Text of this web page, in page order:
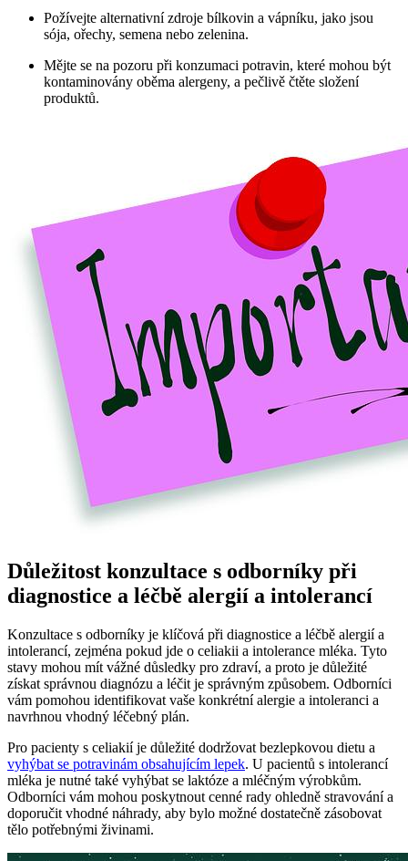
Požívejte alternativní zdroje bílkovin a vápníku, jako jsou
sója, ořechy, semena nebo zelenina.
Mějte se na pozoru při konzumaci potravin, které mohou být
kontaminovány oběma alergeny, a pečlivě čtěte složení
produktů.
Důležitost konzultace s odborníky při
diagnostice a léčbě alergií a intolerancí
Konzultace s odborníky je klíčová při diagnostice a léčbě alergií a
intolerancí, zejména pokud jde o celiakii a intolerance mléka. Tyto
stavy mohou mít vážné důsledky pro zdraví, a proto je důležité
získat správnou diagnózu a léčit je správným způsobem. Odborníci
vám pomohou identifikovat vaše konkrétní alergie a intoleranci a
navrhnou vhodný léčebný plán.
Pro pacienty s celiakií je důležité dodržovat bezlepkovou dietu a
vyhýbat se potravinám obsahujícím lepek. U pacientů s intolerancí
mléka je nutné také vyhýbat se laktóze a mléčným výrobkům.
Odborníci vám mohou poskytnout cenné rady ohledně stravování a
doporučit vhodné náhrady, aby bylo možné dostatečně zásobovat
tělo potřebnými živinami.